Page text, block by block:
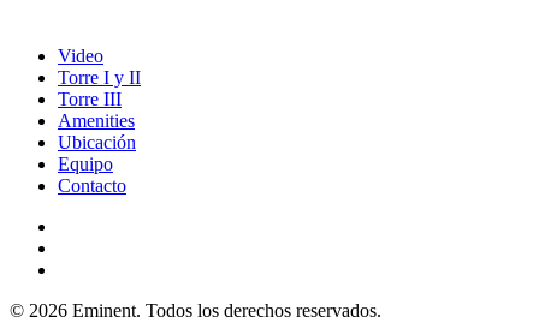
Video
Torre I y II
Torre III
Amenities
Ubicación
Equipo
Contacto
© 2026 Eminent. Todos los derechos reservados.